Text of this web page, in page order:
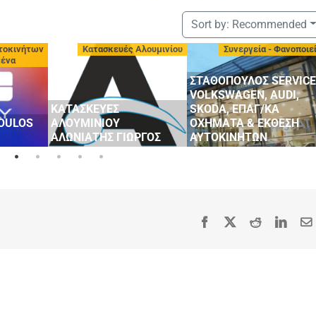
Sort by: Recommended
Κατασκευές Αλουμινίου
ΚΑΤΑΣΚΕΥΕΣ
ΑΛΟΥΜΙΝΙΟΥ
ΑΛΩΝΙΑΤΗΣ ΓΙΩΡΓΟΣ
Συνεργεία -
ΣΤΑΘΟΠΟΥΛΟΣ SERVICE
VOLKSWAGEN, AUDI,
SKODA, ΕΠΑΓ/ΚΑ
ΟΧΗΜΑΤΑ & ΕΚΘΕΣΗ
ΑΥΤΟΚΙΝΗΤΩΝ
Facebook Reddit